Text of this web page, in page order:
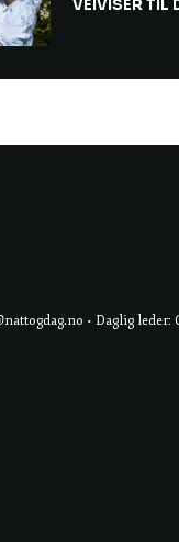
VEIVISER TIL
• Daglig